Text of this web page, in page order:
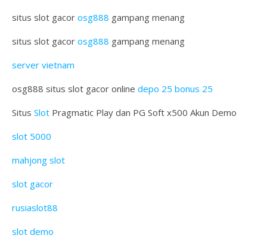
situs slot gacor osg888 gampang menang
situs slot gacor osg888 gampang menang
server vietnam
osg888 situs slot gacor online depo 25 bonus 25
Situs Slot Pragmatic Play dan PG Soft x500 Akun Demo
slot 5000
mahjong slot
slot gacor
rusiaslot88
slot demo